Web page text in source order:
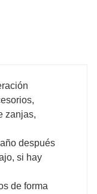
zanjas,
después
si hay
de forma